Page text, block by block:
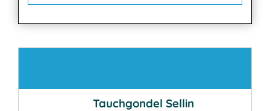
Tauchgondel Sellin